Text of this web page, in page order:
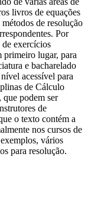
livros de equações
de resolução
Por
de exercícios
primeiro lugar, para
e bacharelado
acessível para
de Cálculo
podem ser
de
o texto contém a
nos cursos de
vários
para resolução.